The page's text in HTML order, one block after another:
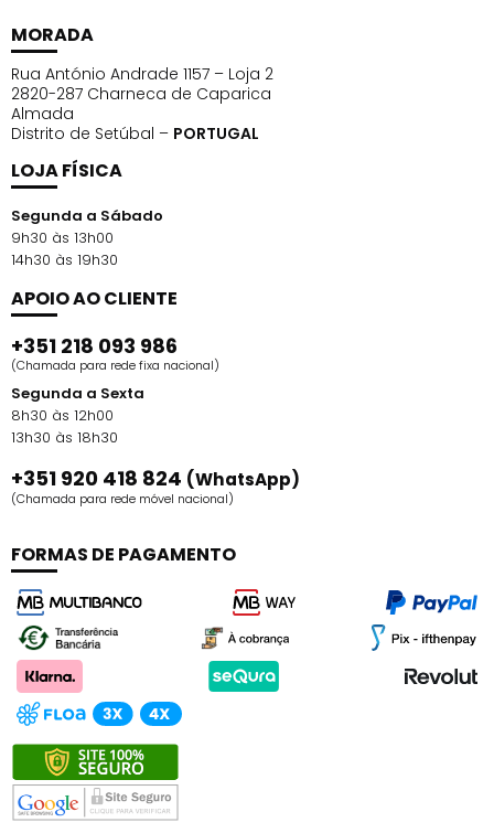
MORADA
Rua António Andrade 1157 – Loja 2
2820-287 Charneca de Caparica
Almada
Distrito de Setúbal – PORTUGAL
LOJA FÍSICA
Segunda a Sábado
9h30 às 13h00
14h30 às 19h30
APOIO AO CLIENTE
+351 218 093 986
(Chamada para rede fixa nacional)
Segunda a Sexta
8h30 às 12h00
13h30 às 18h30
+351 920 418 824 (WhatsApp)
(Chamada para rede móvel nacional)
FORMAS DE PAGAMENTO